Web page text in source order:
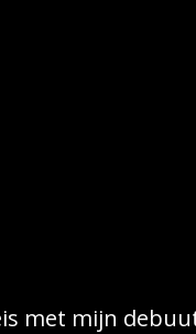
met mijn